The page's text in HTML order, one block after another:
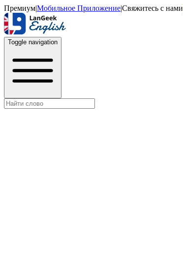
Премиум|Мобильное Приложение|Свяжитесь с нами
Toggle navigation